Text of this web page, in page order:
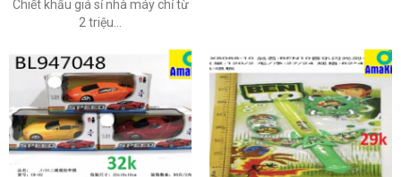
Chiết khấu giá sỉ nhà máy chỉ từ
2 triệu...